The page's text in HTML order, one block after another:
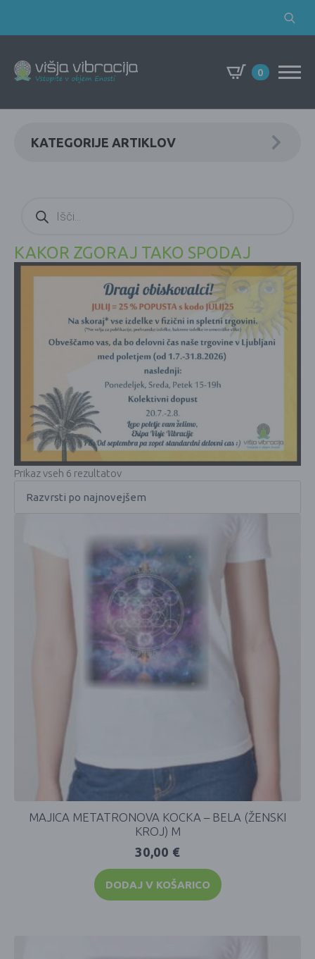
Search
0
KATEGORIJE ARTIKLOV
search
KAKOR ZGORAJ TAKO SPODAJ
Prikaz vseh 6 rezultatov
MAJICA METATRONOVA KOCKA – BELA (ŽENSKI
KROJ) M
30,00 €
DODAJ V KOŠARICO